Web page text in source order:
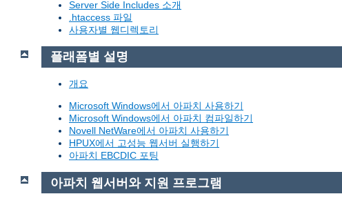
Server Side Includes 소개
.htaccess 파일
사용자별 웹디렉토리
플래폼별 설명
개요
Microsoft Windows에서 아파치 사용하기
Microsoft Windows에서 아파치 컴파일하기
Novell NetWare에서 아파치 사용하기
HPUX에서 고성능 웹서버 실행하기
아파치 EBCDIC 포팅
아파치 웹서버와 지원 프로그램